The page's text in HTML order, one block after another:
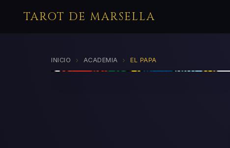
TAROT DE MARSELLA
INICIO › ACADEMIA › EL PAPA